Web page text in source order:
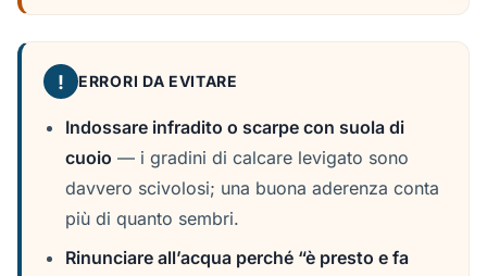
! ERRORI DA EVITARE
Indossare infradito o scarpe con suola di
cuoio — i gradini di calcare levigato sono
davvero scivolosi; una buona aderenza conta
più di quanto sembri.
Rinunciare all’acqua perché “è presto e fa